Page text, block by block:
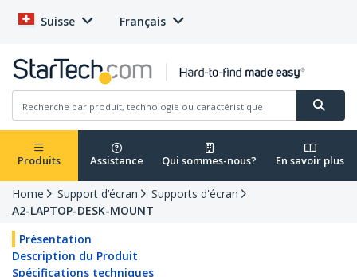
Suisse Français
Produits Assistance Qui sommes-nous? En savoir plus
Home Support d’écran
Supports d'écran
A2-LAPTOP-DESK-MOUNT
Présentation
Description du Produit
Spécifications techniques